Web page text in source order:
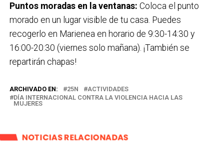
Puntos moradas en la ventanas: Coloca el punto
morado en un lugar visible de tu casa. Puedes
recogerlo en Marienea en horario de 9:30-14:30 y
16:00-20:30 (viernes solo mañana). ¡También se
repartirán chapas!
ARCHIVADO EN: 25N
ACTIVIDADES
DÍA INTERNACIONAL CONTRA LA VIOLENCIA HACIA LAS
MUJERES
NOTICIAS RELACIONADAS